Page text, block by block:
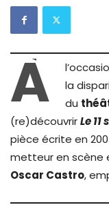
À
la
du
(re)découvrirLe
pièce écrite en
metteur en scène
Oscar Castro,